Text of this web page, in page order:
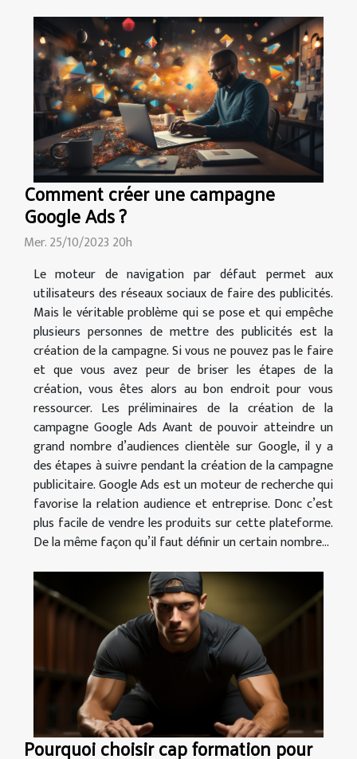
Comment créer une campagne
Google Ads ?
Mer. 25/10/2023 20h
Le moteur de navigation par défaut permet aux
utilisateurs des réseaux sociaux de faire des publicités.
Mais le véritable problème qui se pose et qui empêche
plusieurs personnes de mettre des publicités est la
création de la campagne. Si vous ne pouvez pas le faire
et que vous avez peur de briser les étapes de la
création, vous êtes alors au bon endroit pour vous
ressourcer. Les préliminaires de la création de la
campagne Google Ads Avant de pouvoir atteindre un
grand nombre d’audiences clientèle sur Google, il y a
des étapes à suivre pendant la création de la campagne
publicitaire. Google Ads est un moteur de recherche qui
favorise la relation audience et entreprise. Donc c’est
plus facile de vendre les produits sur cette plateforme.
De la même façon qu’il faut définir un certain nombre...
Pourquoi choisir cap formation pour